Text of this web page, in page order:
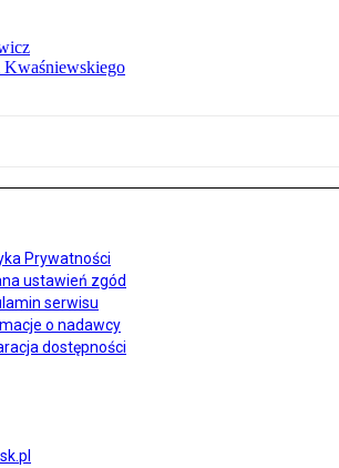
Prywatności
ustawień zgód
serwisu
o nadawcy
dostępności